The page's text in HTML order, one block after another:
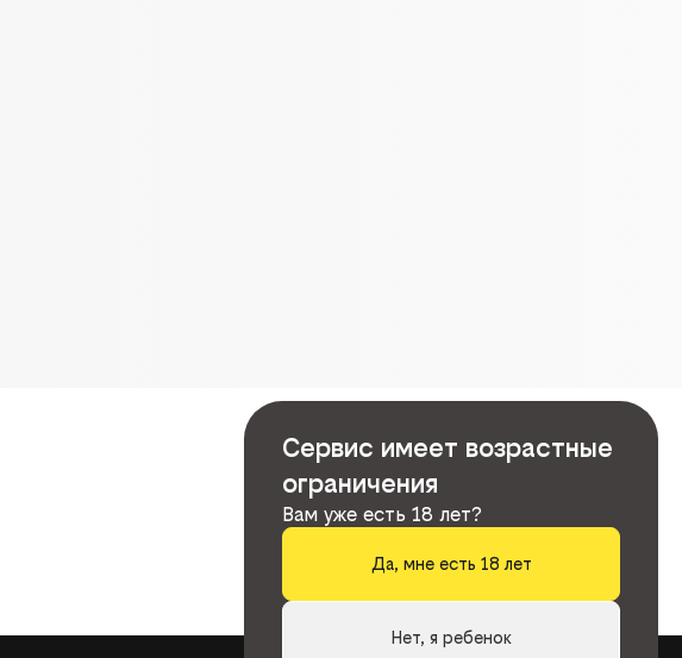
Сервис имеет возрастные
ограничения
Вам уже есть 18 лет?
Да, мне есть 18 лет
Нет, я ребенок